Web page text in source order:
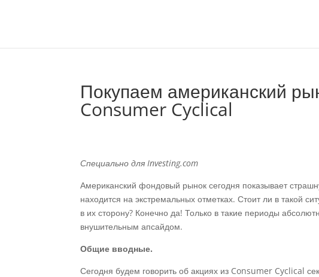
Покупаем американский
Consumer Cyclical
Специально для Investing.com
Американский фондовый рынок сегодня показывает
находится на экстремальных отметках. Стоит ли в такой
в их сторону? Конечно да! Только в такие периоды
внушительным апсайдом.
Общие вводные.
Сегодня будем говорить об акциях из Consumer Cyclical